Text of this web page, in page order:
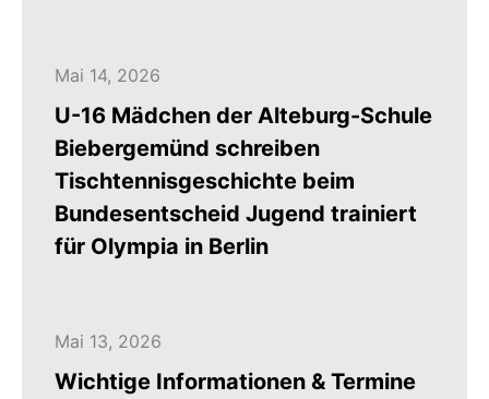
Mai 14, 2026
U-16 Mädchen der Alteburg-Schule
Biebergemünd schreiben
Tischtennisgeschichte beim
Bundesentscheid Jugend trainiert
für Olympia in Berlin
Mai 13, 2026
Wichtige Informationen & Termine